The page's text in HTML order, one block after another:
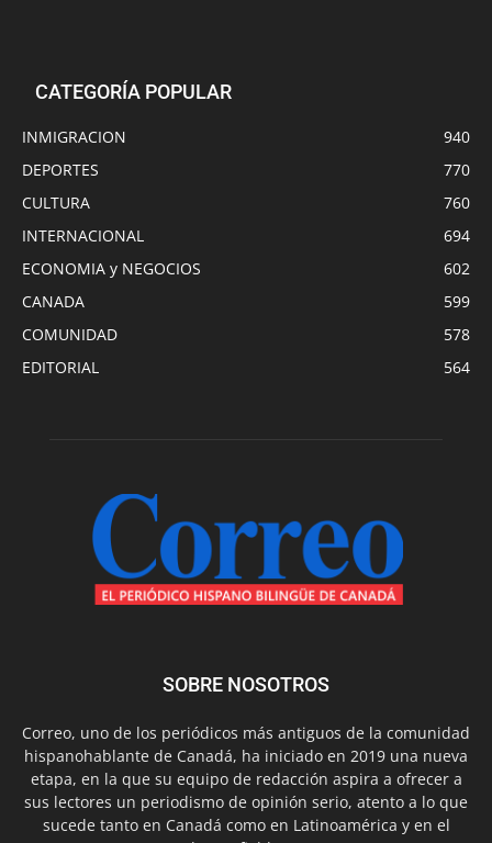
CATEGORÍA POPULAR
INMIGRACION
940
DEPORTES
770
CULTURA
760
INTERNACIONAL
694
ECONOMIA y NEGOCIOS
602
CANADA
599
COMUNIDAD
578
EDITORIAL
564
SOBRE NOSOTROS
Correo, uno de los periódicos más antiguos de la comunidad
hispanohablante de Canadá, ha iniciado en 2019 una nueva
etapa, en la que su equipo de redacción aspira a ofrecer a
sus lectores un periodismo de opinión serio, atento a lo que
sucede tanto en Canadá como en Latinoamérica y en el